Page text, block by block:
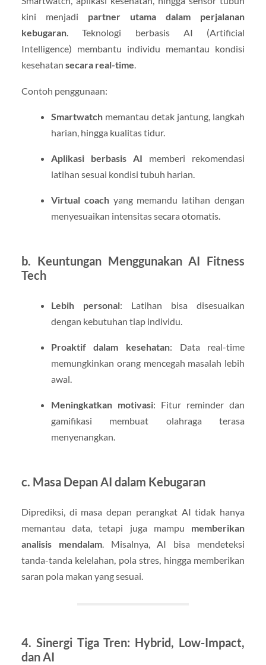
kini menjadi partner utama dalam perjalanan
kebugaran. Teknologi berbasis AI (Artificial
Intelligence) membantu individu memantau kondisi
kesehatan secara real-time.
Contoh penggunaan:
Smartwatchmemantau detak jantung, langkah
harian, hingga kualitas tidur.
Aplikasi berbasis AI memberi rekomendasi
latihan sesuai kondisi tubuh harian.
Virtual coachyang memandu latihan dengan
menyesuaikan intensitas secara otomatis.
b. Keuntungan Menggunakan AI Fitness
Tech
Lebih personal: Latihan bisa disesuaikan
dengan kebutuhan tiap individu.
Proaktif dalam kesehatan: Data real-time
memungkinkan orang mencegah masalah lebih
awal.
Meningkatkan motivasi: Fitur reminder dan
gamifikasi membuat olahraga terasa
menyenangkan.
c. Masa Depan AI dalam Kebugaran
Diprediksi, di masa depan perangkat AI tidak hanya
memantau data, tetapi juga mampu memberikan
analisis mendalam. Misalnya, AI bisa mendeteksi
tanda-tanda kelelahan, pola stres, hingga memberikan
saran pola makan yang sesuai.
4. Sinergi Tiga Tren: Hybrid, Low-Impact,
dan AI